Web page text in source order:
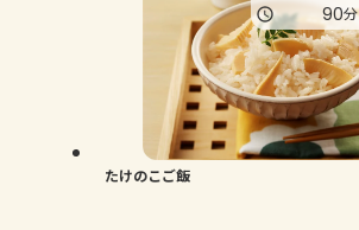
たけのこご飯
90分